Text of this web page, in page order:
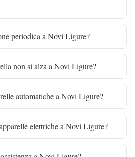
periodica a Novi Ligure?
non si alza a Novi Ligure?
automatiche a Novi Ligure?
elettriche a Novi Ligure?